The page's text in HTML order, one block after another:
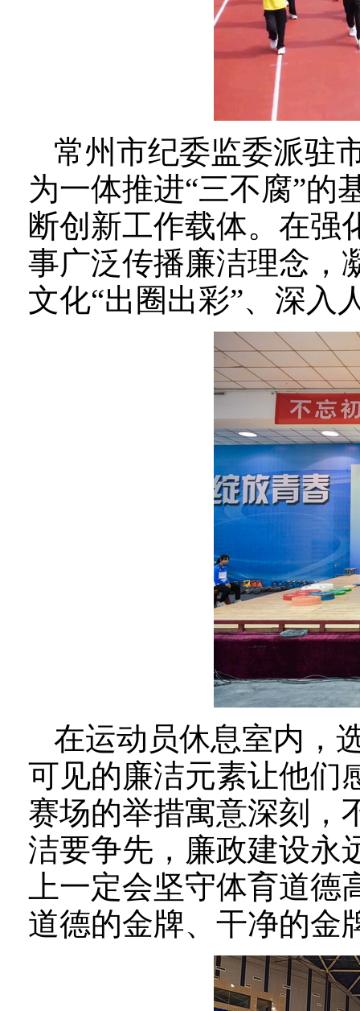
常州市纪委监委派驻
为一体推进“三不腐”的
断创新工作载体。在强
事广泛传播廉洁理念，
文化“出圈出彩”、深入
在运动员休息室内，
可见的廉洁元素让他们
赛场的举措寓意深刻，
洁要争先，廉政建设永
上一定会坚守体育道
道德的金牌、干净的金